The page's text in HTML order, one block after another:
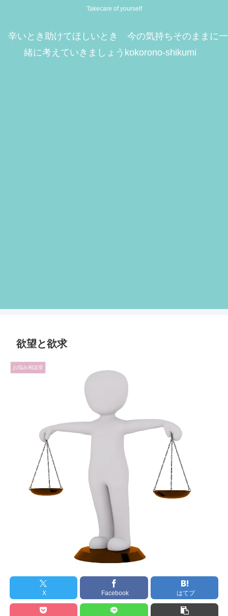
Takecare of yourself
辛いとき助けてほしいとき 今の気持ちそのままに一
緒に考えていきましょうkokorono-shikumi
欲望と欲求
お悩み相談室
X Facebook はてブ